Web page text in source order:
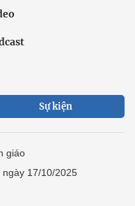
Sự kiện
giáo
ngày 17/10/2025